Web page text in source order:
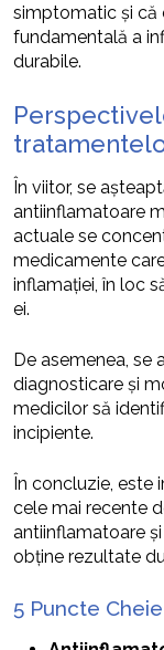
simptomatic și că
fundamentală a
durabile.
În viitor, se
antiinflamatoare
actuale se
medicamente
inflamației, în loc
ei.
De asemenea,
diagnosticare și
medicilor să
incipiente.
În concluzie, este
cele mai recente
antiinflamatoare
obține rezultate
5 Puncte Cheie